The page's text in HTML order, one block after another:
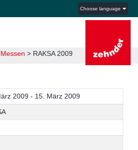
Choose language
Messen > RAKSA 2009
2009 - 15. März 2009